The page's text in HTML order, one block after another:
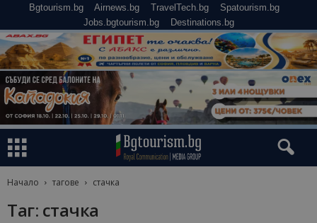
Bgtourism.bg Airnews.bg TravelTech.bg
Spatourism.bg
Jobs.bgtourism.bg
Destinations.bg
Начало тагове стачка
Таг: стачка